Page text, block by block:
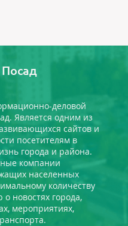
деловой
Является одним из
сайтов и
посетителям в
города и района.
компании
населенных
количеству
новостях города,
мероприятиях,